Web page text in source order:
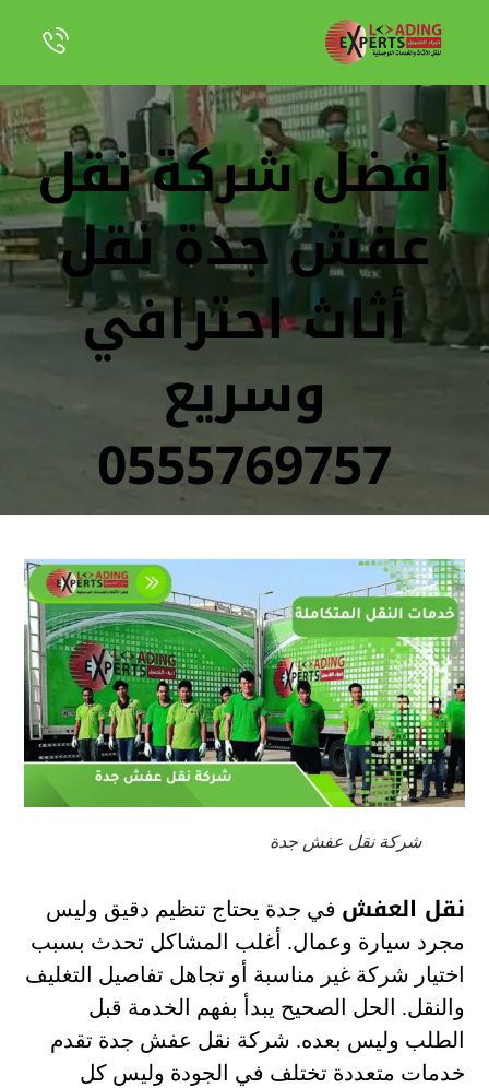
أفضل شركة نقل
عفش جدة نقل
أثاث احترافي
وسريع
0555769757
شركة نقل عفش جدة
نقل العفش في جدة يحتاج تنظيم دقيق وليس
مجرد سيارة وعمال. أغلب المشاكل تحدث بسبب
اختيار شركة غير مناسبة أو تجاهل تفاصيل التغليف
والنقل. الحل الصحيح يبدأ بفهم الخدمة قبل
الطلب وليس بعده. شركة نقل عفش جدة تقدم
خدمات متعددة تختلف في الجودة وليس كل